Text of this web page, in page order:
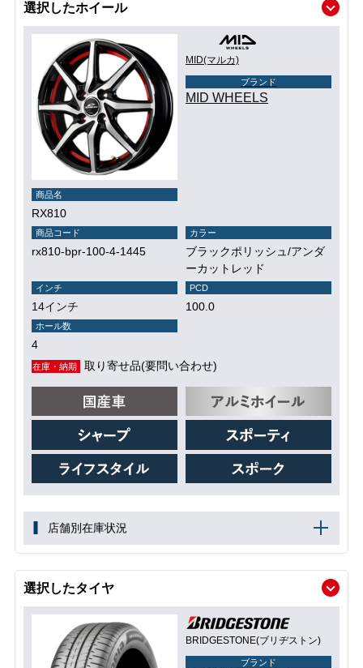
選択したホイール
MID(マルカ)
ブランド
MID WHEELS
商品名
RX810
商品コード
rx810-bpr-100-4-1445
カラー
ブラックポリッシュ/アンダ
ーカットレッド
インチ
14インチ
PCD
100.0
ホール数
4
在庫・納期 取り寄せ品(要問い合わせ)
店舗別在庫状況
選択したタイヤ
BRIDGESTONE(ブリヂストン)
ブランド